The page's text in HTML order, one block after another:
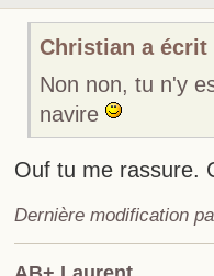
Christian a écrit
Non non, tu n'y
navire
Ouf tu me rassure.
Dernière modification